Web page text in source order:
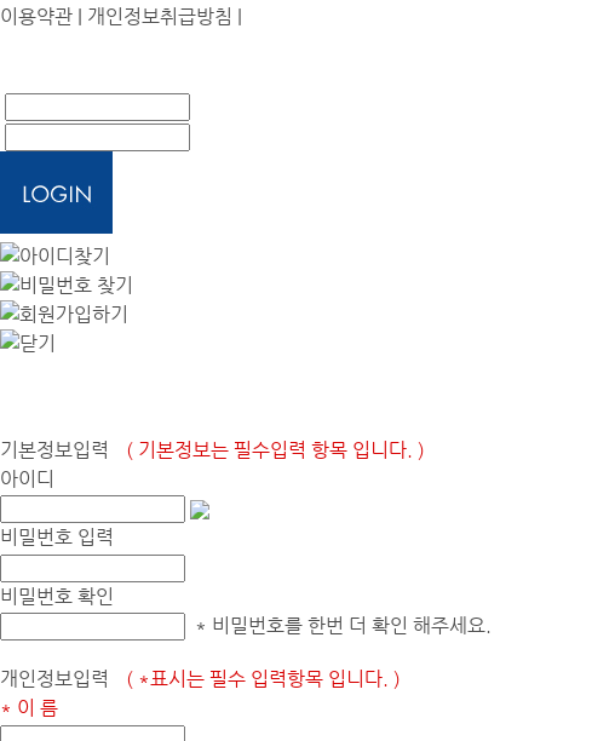
이용약관 | 개인정보취급방침 |
기본정보입력
( 기본정보는 필수입력 항목 입니다. )
아이디
비밀번호 입력
비밀번호 확인
* 비밀번호를 한번 더 확인 해주세요.
개인정보입력
( *표시는 필수 입력항목 입니다. )
* 이 름